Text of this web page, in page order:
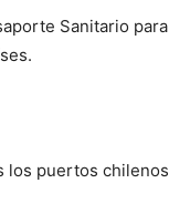
Sanitario para
los puertos chilenos